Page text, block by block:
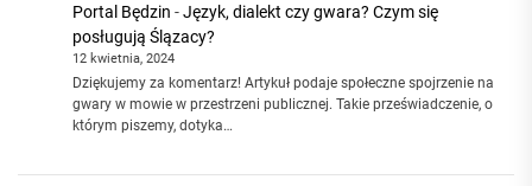
Portal Będzin -Język, dialekt czy gwara? Czym się
posługują Ślązacy?
12 kwietnia, 2024
Dziękujemy za komentarz! Artykuł podaje społeczne spojrzenie na
gwary w mowie w przestrzeni publicznej. Takie przeświadczenie, o
którym piszemy, dotyka…